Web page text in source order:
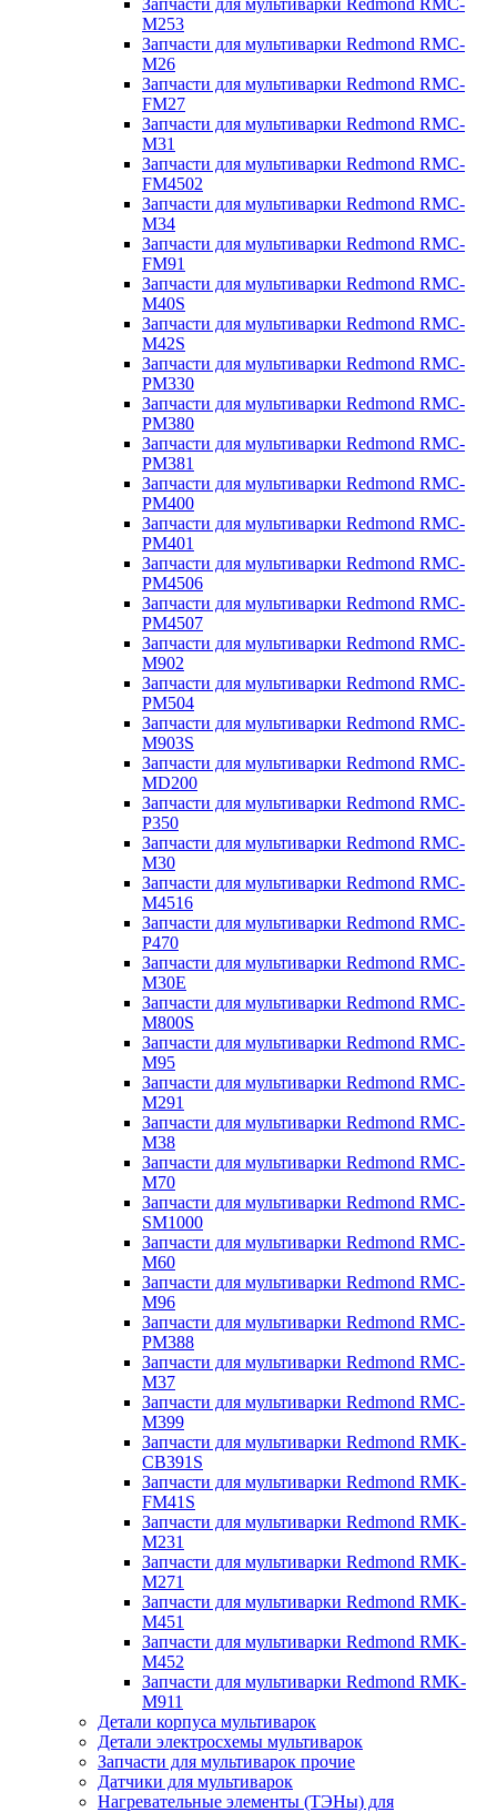
Запчасти для мультиварки Redmond RMC-
M253
Запчасти для мультиварки Redmond RMC-
M26
Запчасти для мультиварки Redmond RMC-
FM27
Запчасти для мультиварки Redmond RMC-
M31
Запчасти для мультиварки Redmond RMC-
FM4502
Запчасти для мультиварки Redmond RMC-
M34
Запчасти для мультиварки Redmond RMC-
FM91
Запчасти для мультиварки Redmond RMC-
M40S
Запчасти для мультиварки Redmond RMC-
M42S
Запчасти для мультиварки Redmond RMC-
PM330
Запчасти для мультиварки Redmond RMC-
PM380
Запчасти для мультиварки Redmond RMC-
PM381
Запчасти для мультиварки Redmond RMC-
PM400
Запчасти для мультиварки Redmond RMC-
PM401
Запчасти для мультиварки Redmond RMC-
PM4506
Запчасти для мультиварки Redmond RMC-
PM4507
Запчасти для мультиварки Redmond RMC-
M902
Запчасти для мультиварки Redmond RMC-
PM504
Запчасти для мультиварки Redmond RMC-
M903S
Запчасти для мультиварки Redmond RMC-
MD200
Запчасти для мультиварки Redmond RMC-
P350
Запчасти для мультиварки Redmond RMC-
M30
Запчасти для мультиварки Redmond RMC-
M4516
Запчасти для мультиварки Redmond RMC-
P470
Запчасти для мультиварки Redmond RMC-
M30E
Запчасти для мультиварки Redmond RMC-
M800S
Запчасти для мультиварки Redmond RMC-
M95
Запчасти для мультиварки Redmond RMC-
M291
Запчасти для мультиварки Redmond RMC-
M38
Запчасти для мультиварки Redmond RMC-
M70
Запчасти для мультиварки Redmond RMC-
SM1000
Запчасти для мультиварки Redmond RMC-
M60
Запчасти для мультиварки Redmond RMC-
M96
Запчасти для мультиварки Redmond RMC-
PM388
Запчасти для мультиварки Redmond RMC-
M37
Запчасти для мультиварки Redmond RMC-
M399
Запчасти для мультиварки Redmond RMK-
CB391S
Запчасти для мультиварки Redmond RMK-
FM41S
Запчасти для мультиварки Redmond RMK-
M231
Запчасти для мультиварки Redmond RMK-
M271
Запчасти для мультиварки Redmond RMK-
M451
Запчасти для мультиварки Redmond RMK-
M452
Запчасти для мультиварки Redmond RMK-
M911
Детали корпуса мультиварок
Детали электросхемы мультиварок
Запчасти для мультиварок прочие
Датчики для мультиварок
Нагревательные элементы (ТЭНы) для